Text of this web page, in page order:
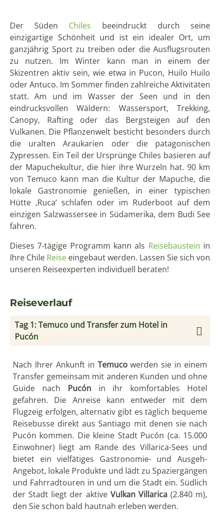
Der Süden Chiles beeindruckt durch seine
einzigartige Schönheit und ist ein idealer Ort, um
ganzjährig Sport zu treiben oder die Ausflugsrouten
zu nutzen. Im Winter kann man in einem der
Skizentren aktiv sein, wie etwa in Pucon, Huilo Huilo
oder Antuco. Im Sommer finden zahlreiche Aktivitäten
statt. Am und im Wasser der Seen und in den
eindrucksvollen Wäldern: Wassersport, Trekking,
Canopy, Rafting oder das Bergsteigen auf den
Vulkanen. Die Pflanzenwelt besticht besonders durch
die uralten Araukarien oder die patagonischen
Zypressen. Ein Teil der Ursprünge Chiles basieren auf
der Mapuchekultur, die hier ihre Wurzeln hat. 90 km
von Temuco kann man die Kultur der Mapuche, die
lokale Gastronomie genießen, in einer typischen
Hütte ,Ruca‘ schlafen oder im Ruderboot auf dem
einzigen Salzwassersee in Südamerika, dem Budi See
fahren.
Dieses 7-tägige Programm kann als Reisebaustein in
Ihre Chile Reise eingebaut werden. Lassen Sie sich von
unseren Reiseexperten individuell beraten!
Reiseverlauf
Tag 1: Temuco und Transfer zum Hotel in
Pucón
Nach Ihrer Ankunft in Temucowerden sie in einem
Transfer gemeinsam mit anderen Kunden und ohne
Guide nach Pucónin ihr komfortables Hotel
gefahren. Die Anreise kann entweder mit dem
Flugzeig erfolgen, alternativ gibt es täglich bequeme
Reisebusse direkt aus Santiago mit denen sie nach
Pucón kommen. Die kleine Stadt Pucón (ca. 15.000
Einwohner) liegt am Rande des Villarica-Sees und
bietet ein vielfätiges Gastronomie- und Ausgeh-
Angebot, lokale Produkte und lädt zu Spaziergängen
und Fahrradtouren in und um die Stadt ein. Südlich
der Stadt liegt der aktive Vulkan Villarica(2.840 m),
den Sie schon bald hautnah erleben werden.